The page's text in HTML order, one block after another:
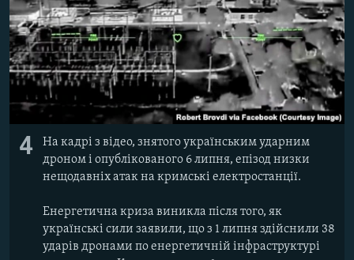
4
На кадрі з відео, знятого українським ударним
дроном і опублікованого 6 липня, епізод низки
нещодавніх атак на кримські електростанції.
Енергетична криза виникла після того, як
українські сили заявили, що з 1 липня здійснили 38
ударів дронами по енергетичній інфраструктурі